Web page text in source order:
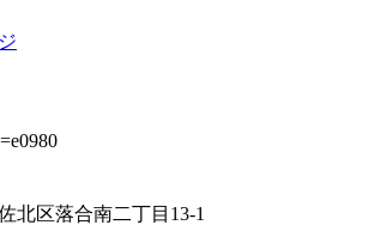
北区落合南二丁目13-1